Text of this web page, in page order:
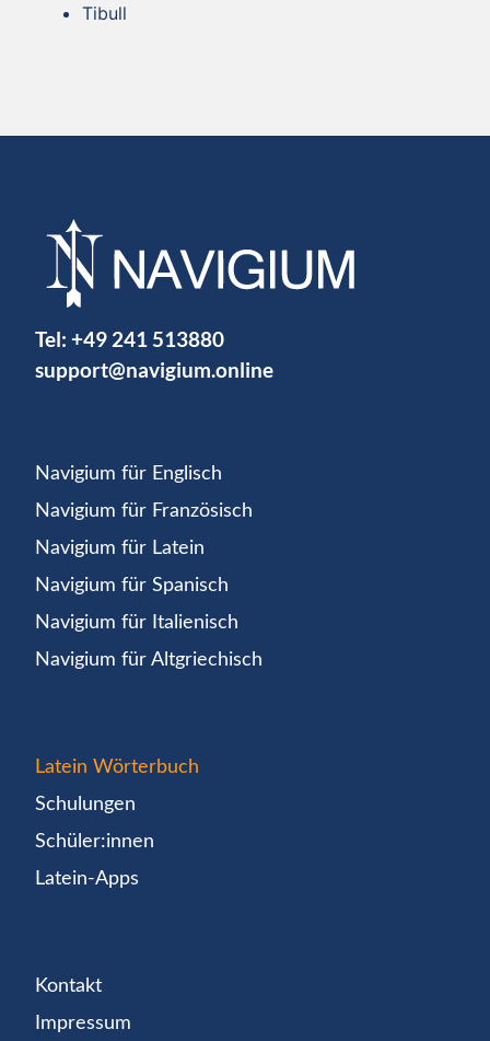
Tibull
Tel: +49 241 513880
support@navigium.online
Navigium für Englisch
Navigium für Französisch
Navigium für Latein
Navigium für Spanisch
Navigium für Italienisch
Navigium für Altgriechisch
Latein Wörterbuch
Schulungen
Schüler:innen
Latein-Apps
Kontakt
Impressum